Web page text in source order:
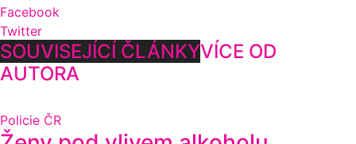
Facebook
Twitter
SOUVISEJÍCÍ ČLÁNKYVÍCE OD
AUTORA
Policie ČR